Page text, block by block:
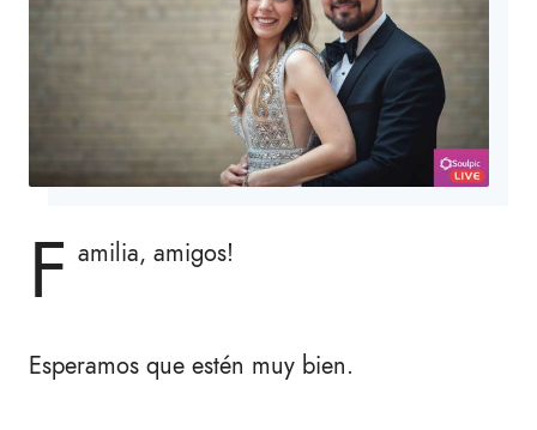
F amilia, amigos!
Esperamos que estén muy bien.